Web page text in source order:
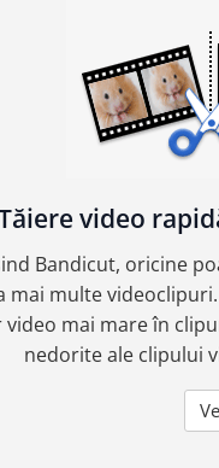
video
Bandicut, oricine
mai multe
video mai mare în
nedorite ale clipului